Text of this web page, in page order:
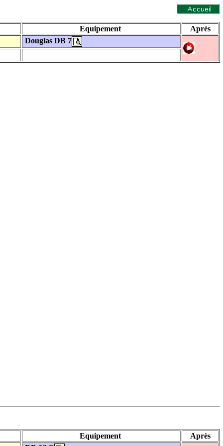
Equipement Après
Douglas DB 7
Equipement Après